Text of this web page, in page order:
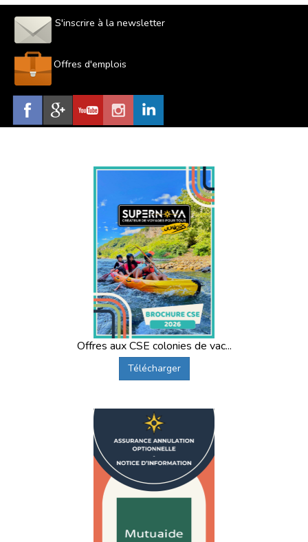
S'inscrire à la newsletter
Offres d'emplois
Offres aux CSE colonies de vac...
Télécharger